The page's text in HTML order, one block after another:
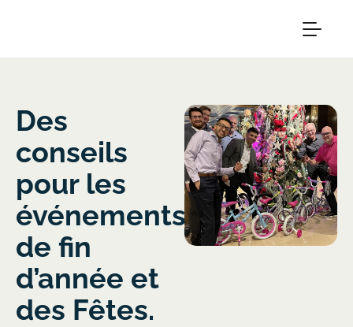
Des
conseils
pour les
événements
de fin
d’année et
des Fêtes.